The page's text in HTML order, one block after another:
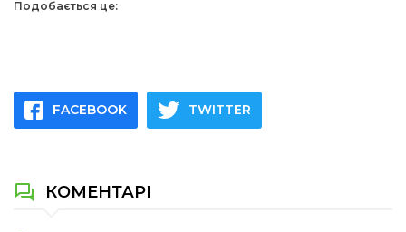
Подобається це:
FACEBOOK TWITTER
КОМЕНТАРІ